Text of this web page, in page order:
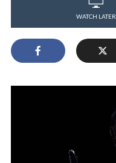
WATCH LATER